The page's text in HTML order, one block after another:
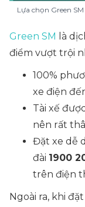
Lựa chọn Green
Green SM là
điểm vượt trội
100%
xe điện
Tài xế
nên rất
Đặt xe dễ
đài 1900
trên điện
Ngoài ra, khi